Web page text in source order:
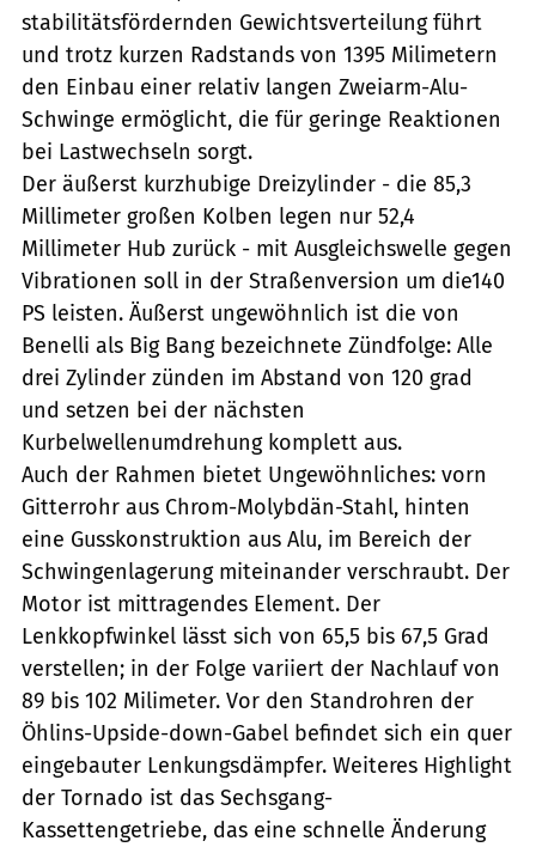
stabilitätsfördernden Gewichtsverteilung führt
und trotz kurzen Radstands von 1395 Milimetern
den Einbau einer relativ langen Zweiarm-Alu-
Schwinge ermöglicht, die für geringe Reaktionen
bei Lastwechseln sorgt.
Der äußerst kurzhubige Dreizylinder - die 85,3
Millimeter großen Kolben legen nur 52,4
Millimeter Hub zurück - mit Ausgleichswelle gegen
Vibrationen soll in der Straßenversion um die140
PS leisten. Äußerst ungewöhnlich ist die von
Benelli als Big Bang bezeichnete Zündfolge: Alle
drei Zylinder zünden im Abstand von 120 grad
und setzen bei der nächsten
Kurbelwellenumdrehung komplett aus.
Auch der Rahmen bietet Ungewöhnliches: vorn
Gitterrohr aus Chrom-Molybdän-Stahl, hinten
eine Gusskonstruktion aus Alu, im Bereich der
Schwingenlagerung miteinander verschraubt. Der
Motor ist mittragendes Element. Der
Lenkkopfwinkel lässt sich von 65,5 bis 67,5 Grad
verstellen; in der Folge variiert der Nachlauf von
89 bis 102 Milimeter. Vor den Standrohren der
Öhlins-Upside-down-Gabel befindet sich ein quer
eingebauter Lenkungsdämpfer. Weiteres Highlight
der Tornado ist das Sechsgang-
Kassettengetriebe, das eine schnelle Änderung